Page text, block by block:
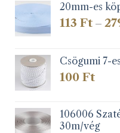
20mm-es
113Ft –
Csögumi 7-
100Ft
106006
30m/vég